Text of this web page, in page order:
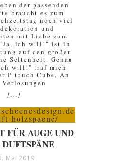
der passenden
braucht es zum
noch viel
und
mit Liebe zum
ich will!" ist in
auf den großen
Seltenheit. Genau
will!" traf mich
P-touch Cube. An
[...]
FÜR AUGE UND
Mai 2019